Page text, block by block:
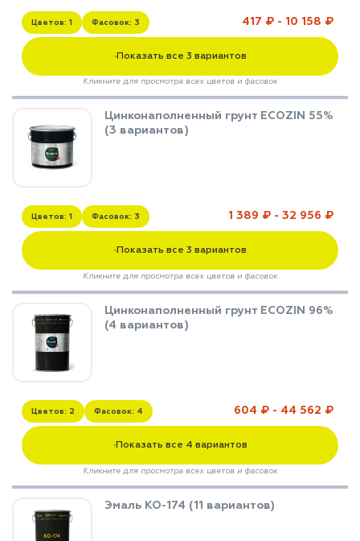
Цветов: 1 Фасовок: 3 417 ₽ - 10 158 ₽
▼Показать все 3 вариантов
Кликните для просмотра всех цветов и фасовок
Цинконаполненный грунт ECOZIN 55%
(3 вариантов)
Цветов: 1 Фасовок: 3 1 389 ₽ - 32 956 ₽
▼Показать все 3 вариантов
Кликните для просмотра всех цветов и фасовок
Цинконаполненный грунт ECOZIN 96%
(4 вариантов)
Цветов: 2 Фасовок: 4 604 ₽ - 44 562 ₽
▼Показать все 4 вариантов
Кликните для просмотра всех цветов и фасовок
Эмаль КО-174 (11 вариантов)